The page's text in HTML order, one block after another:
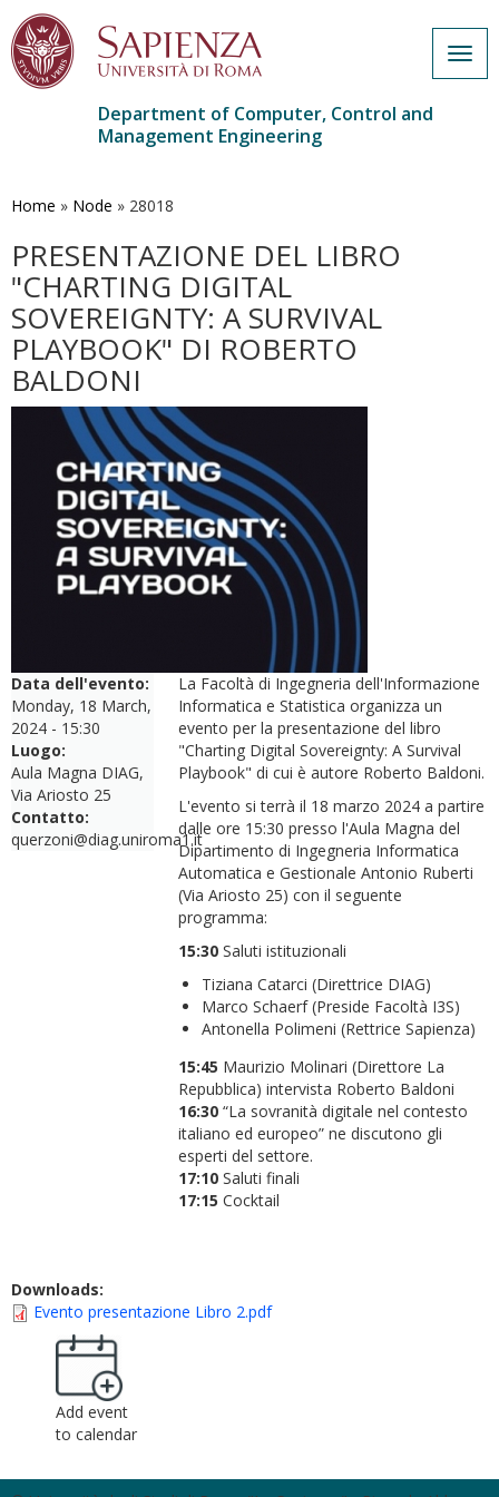
main
Department of Computer, Control and
Management Engineering
Home » Node » 28018
PRESENTAZIONE DEL LIBRO
"CHARTING DIGITAL
SOVEREIGNTY: A SURVIVAL
PLAYBOOK" DI ROBERTO
BALDONI
Data dell'evento:
Monday, 18 March,
2024 - 15:30
Luogo:
Aula Magna DIAG,
Via Ariosto 25
Contatto:
querzoni@diag.uniroma1.it
La Facoltà di Ingegneria dell'Informazione
Informatica e Statistica organizza un
evento per la presentazione del libro
"Charting Digital Sovereignty: A Survival
Playbook" di cui è autore Roberto Baldoni.
L'evento si terrà il 18 marzo 2024 a partire
dalle ore 15:30 presso l'Aula Magna del
Dipartimento di Ingegneria Informatica
Automatica e Gestionale Antonio Ruberti
(Via Ariosto 25) con il seguente
programma:
15:30Saluti istituzionali
Tiziana Catarci (Direttrice DIAG)
Marco Schaerf (Preside Facoltà I3S)
Antonella Polimeni (Rettrice Sapienza)
15:45 Maurizio Molinari (Direttore La
Repubblica) intervista Roberto Baldoni
16:30“La sovranità digitale nel contesto
italiano ed europeo” ne discutono gli
esperti del settore.
17:10Saluti finali
17:15 Cocktail
Downloads:
Evento presentazione Libro 2.pdf
Add event
to calendar